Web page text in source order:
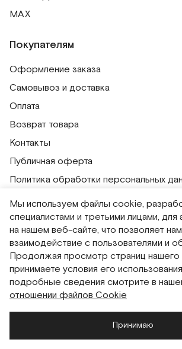
MAX
Покупателям
Оформление заказа
Самовывоз и доставка
Оплата
Возврат товара
Контакты
Публичная оферта
Политика обработки персональных
Политика использования сессионных
Согласие на получение рассылок
Согласие на обработку персональных
Система привилегий
РусскийEnglish
Мы используем файлы cookie,
специалистами и третьими лицами, для
на нашем веб-сайте, что позволяет
взаимодействие с пользователями и
Продолжая просмотр страниц нашего
принимаете условия его
подробные сведения смотрите в
отношении файлов Cookie
Принимаю